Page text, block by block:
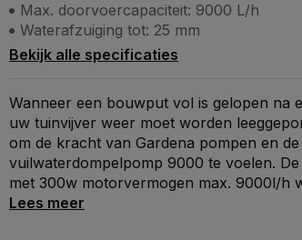
Max. doorvoercapaciteit: 9000 L/h
Waterafzuiging tot: 25 mm
Bekijk alle specificaties
Wanneer een bouwput vol is gelopen na
uw tuinvijver weer moet worden
om de kracht van Gardena pompen en de
vuilwaterdompelpomp 9000 te voelen.
met 300w motorvermogen max. 9000l/h
Lees meer